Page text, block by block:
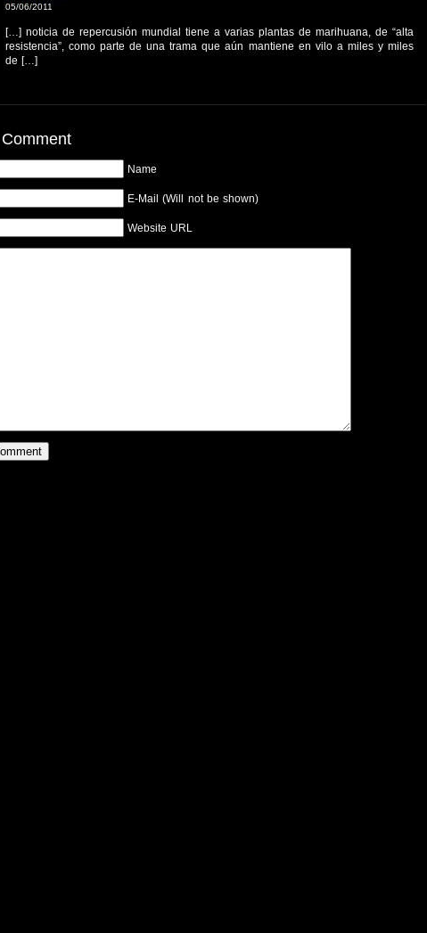
05/06/2011
[…] noticia de repercusión mundial tiene a varias plantas de marihuana, de “alta
resistencia”, como parte de una trama que aún mantiene en vilo a miles y miles
de […]
Name
E-Mail (Will not be shown)
Website URL